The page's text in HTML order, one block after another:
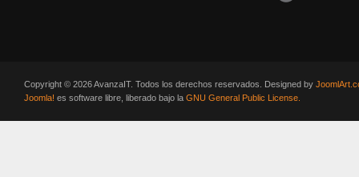
Copyright © 2026 AvanzaIT. Todos los derechos reservados. Designed by
Joomla! es software libre, liberado bajo la GNU General Public License.